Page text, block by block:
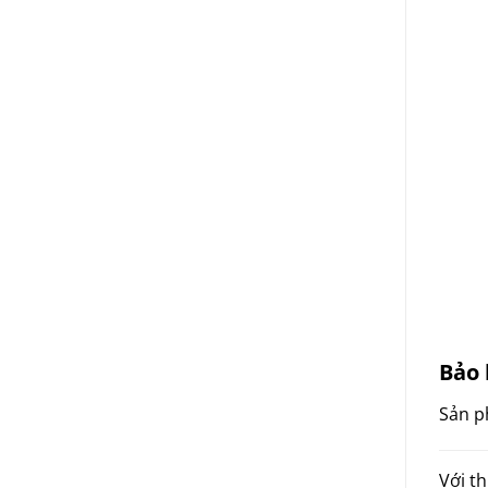
Bảo
Sản
Với